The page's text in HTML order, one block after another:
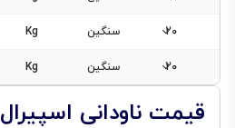
20 سنگین Kg
20 سنگین Kg
قیمت ناودانی اسپیرال